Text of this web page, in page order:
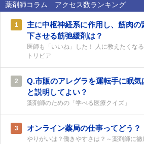
薬剤師コラム アクセス数ランキング
1
主に中枢神経系に作用し、筋肉の
下させる筋弛緩剤は？
医師も「いいね」した！ 人に教えたくな
トリビア
2
Q.市販のアレグラを運転手に眠気
と説明してよい？
薬剤師のための「学べる医療クイズ」
3 オンライン薬局の仕事ってどう？
やりがいは？働きやすさは？～薬剤師に